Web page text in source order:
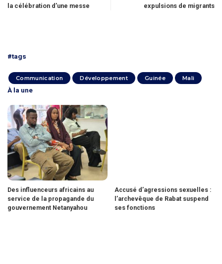
la célébration d’une messe expulsions de migrants
#tags
Communication Développement Guinée Mali
À la une
Des influenceurs africains au
service de la propagande du
gouvernement Netanyahou
Accusé d’agressions sexuelles :
l’archevêque de Rabat suspend
ses fonctions